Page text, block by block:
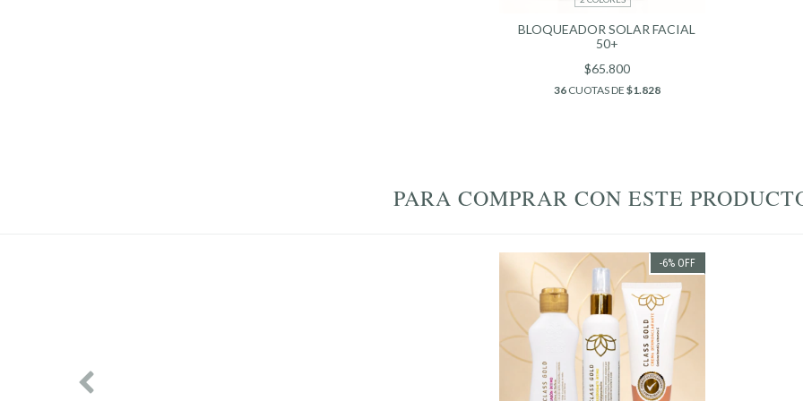
BLOQUEADOR SOLAR FACIAL
50+
$65.800
36CUOTAS DE $1.828
PARA COMPRAR CON ESTE
-6% OFF